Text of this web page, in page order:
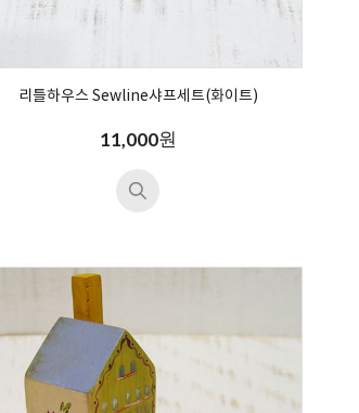
리틀하우스 Sewline샤프세트(화이트)
11,000원